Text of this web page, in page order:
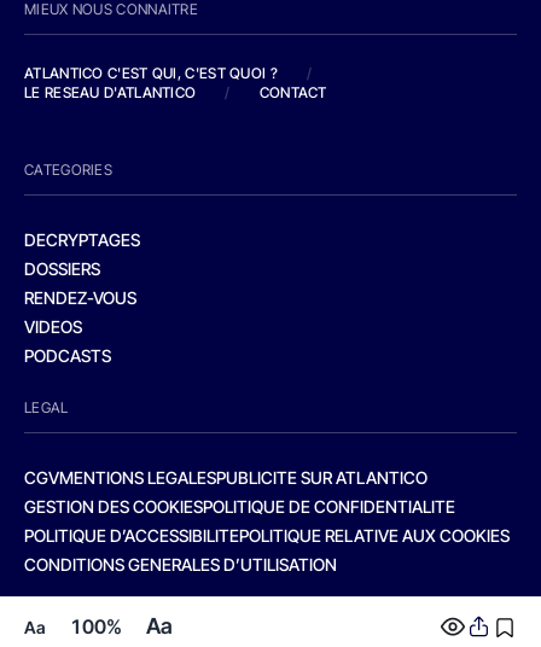
Aa 100% Aa
MIEUX NOUS CONNAITRE
ATLANTICO C'EST QUI, C'EST QUOI ?
/
LE RESEAU D'ATLANTICO
/ CONTACT
CATEGORIES
DECRYPTAGES
DOSSIERS
RENDEZ-VOUS
VIDEOS
PODCASTS
LEGAL
CGVMENTIONS LEGALESPUBLICITE SUR ATLANTICO
GESTION DES COOKIESPOLITIQUE DE CONFIDENTIALITE
POLITIQUE D’ACCESSIBILITEPOLITIQUE RELATIVE AUX COOKIES
CONDITIONS GENERALES D’UTILISATION